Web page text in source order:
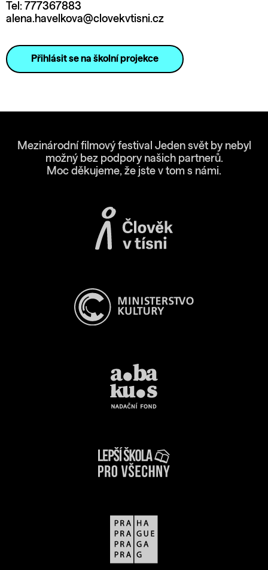
Tel: 777367883
alena.havelkova@clovekvtisni.cz
Přihlásit se na školní projekce
Mezinárodní filmový festival Jeden svět by nebyl
možný bez podpory našich partnerů.
Moc děkujeme, že jste v tom s námi.